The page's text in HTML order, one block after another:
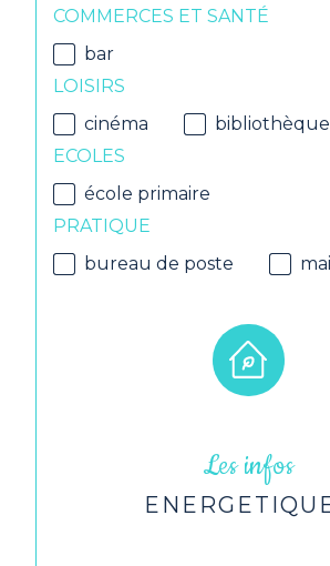
Les infos
COMMERCES ET SANTÉ
bar
LOISIRS
cinéma
bibliothèque
ECOLES
école primaire
PRATIQUE
bureau de poste